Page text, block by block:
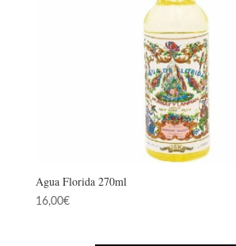
Agua Florida 270ml
16,00€